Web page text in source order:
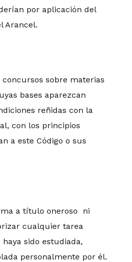
por aplicación del
Arancel.
sobre materias
bases aparezcan
reñidas con la
con los principios
a este Código o sus
a título oneroso ni
cualquier tarea
sido estudiada,
personalmente por él.